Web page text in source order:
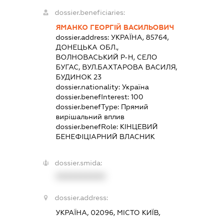
dossier.beneficiaries:
ЯМАНКО ГЕОРГІЙ ВАСИЛЬОВИЧ
dossier.address: УКРАЇНА, 85764,
ДОНЕЦЬКА ОБЛ.,
ВОЛНОВАСЬКИЙ Р-Н, СЕЛО
БУГАС, ВУЛ.БАХТАРОВА ВАСИЛЯ,
БУДИНОК 23
dossier.nationality: Україна
dossier.benefInterest: 100
dossier.benefType: Прямий
вирішальний вплив
dossier.benefRole: КІНЦЕВИЙ
БЕНЕФІЦІАРНИЙ ВЛАСНИК
dossier.smida:
dossier.address:
УКРАЇНА, 02096, МІСТО КИЇВ,